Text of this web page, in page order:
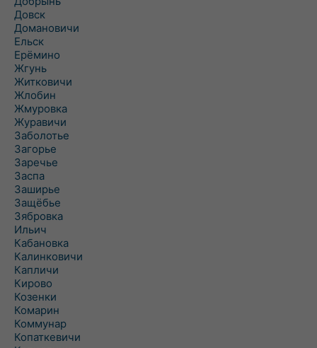
Довск
Домановичи
Ельск
Ерёмино
Жгунь
Житковичи
Жлобин
Жмуровка
Журавичи
Заболотье
Загорье
Заречье
Заспа
Заширье
Защёбье
Зябровка
Ильич
Кабановка
Калинковичи
Капличи
Кирово
Козенки
Комарин
Коммунар
Копаткевичи